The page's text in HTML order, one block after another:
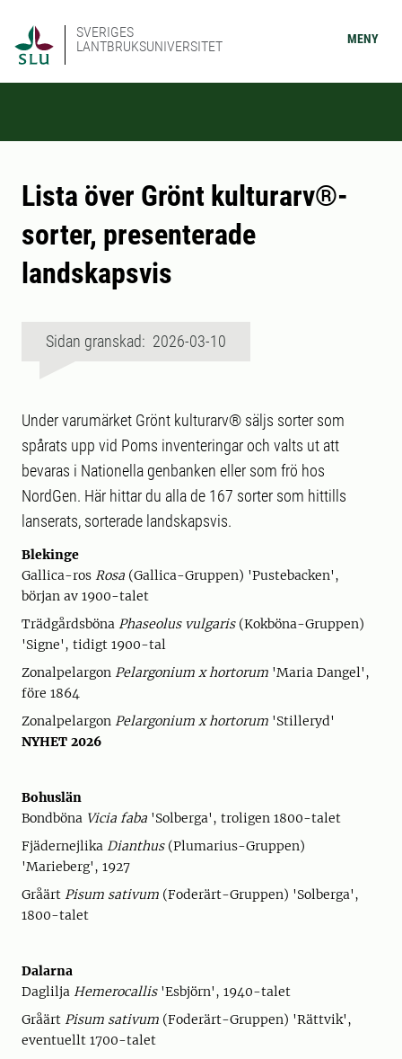
SVERIGES
LANTBRUKSUNIVERSITET
MENY
Lista över Grönt kulturarv®-
sorter, presenterade
landskapsvis
Sidan granskad: 2026-03-10
Under varumärket Grönt kulturarv® säljs sorter som
spårats upp vid Poms inventeringar och valts ut att
bevaras i Nationella genbanken eller som frö hos
NordGen. Här hittar du alla de 167 sorter som hittills
lanserats, sorterade landskapsvis.
Blekinge
Gallica-ros Rosa (Gallica-Gruppen) 'Pustebacken',
början av 1900-talet
Trädgårdsböna Phaseolus vulgaris(Kokböna-Gruppen)
'Signe', tidigt 1900-tal
Zonalpelargon Pelargonium x hortorum 'Maria Dangel',
före 1864
Zonalpelargon Pelargonium x hortorum 'Stilleryd'
NYHET 2026
Bohuslän
Bondböna Vicia faba 'Solberga', troligen 1800-talet
Fjädernejlika Dianthus(Plumarius-Gruppen)
'Marieberg', 1927
Gråärt Pisum sativum (Foderärt-Gruppen) 'Solberga',
1800-talet
Dalarna
Daglilja Hemerocallis'Esbjörn', 1940-talet
Gråärt Pisum sativum (Foderärt-Gruppen) 'Rättvik',
eventuellt 1700-talet